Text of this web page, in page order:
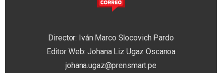
Director: Iván Marco Slocovich Pardo
Editor Web: Johana Liz Ugaz Oscanoa
johana.ugaz@prensmart.pe